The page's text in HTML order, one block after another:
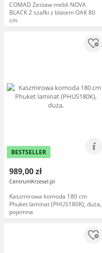
COMAD Zestaw mebli NOVA
BLACK 2 szafki z blatem OAK 80
cm
BESTSELLER
989,00 zł
CentrumKrzesel.pl
Kaszmirowa komoda 180 cm
Phuket laminat (PHUS180K), duża,
pojemna